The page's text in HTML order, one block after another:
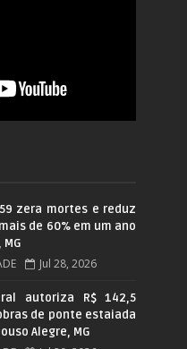
zera mortes e reduz
de 60% em um ano
Jul 28, 2026
autoriza R$ 142,5
de ponte estaiada
Alegre, MG